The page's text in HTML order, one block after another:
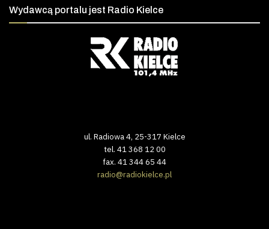
Wydawcą portalu jest Radio Kielce
ul. Radiowa 4, 25-317 Kielce
tel. 41 368 12 00
fax. 41 344 65 44
radio@radiokielce.pl